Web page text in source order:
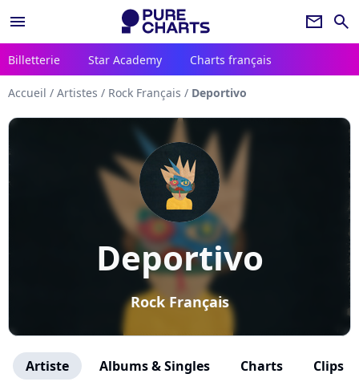
menu newsletter search
Billetterie Star Academy Charts français
Accueil / Artistes / Rock Français / Deportivo
Deportivo
Rock Français
Artiste Albums & Singles Charts Clips